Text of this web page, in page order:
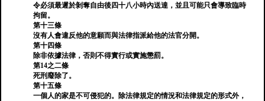
令必須最遲於剝奪自由後四十八小時內送達，並且可能只會導致臨時
拘留。
第十三條
沒有人會違反他的意願而與法律指派給他的法官分開。
第十四條
除非依據法律，否則不得實行或實施懲罰。
第14之二條
死刑廢除了。
第十五條
一個人的家是不可侵犯的。除法律規定的情況和法律規定的形式外，